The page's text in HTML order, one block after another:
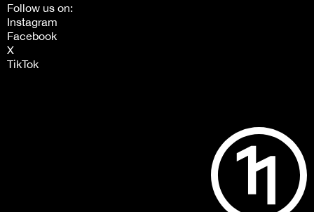
Follow us on:
Instagram
Facebook
X
TikTok